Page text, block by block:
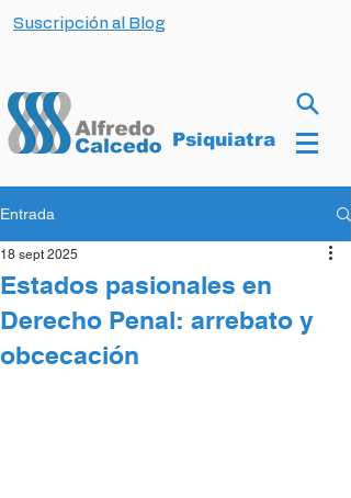
Suscripción al Blog
Psiquiatra
Entrada
Estados pasionales en
Derecho Penal: arrebato y
obcecación
18 sept 2025